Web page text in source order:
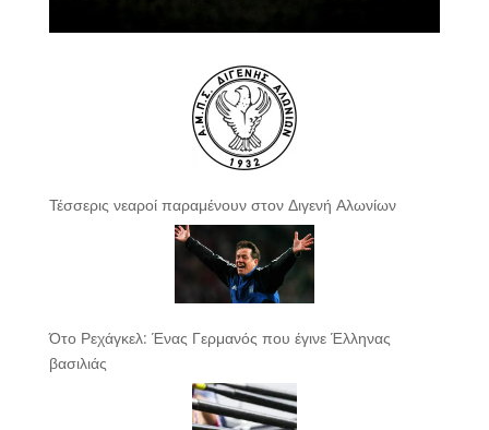
Τέσσερις νεαροί παραμένουν στον Διγενή Αλωνίων
Ότο Ρεχάγκελ: Ένας Γερμανός που έγινε Έλληνας
βασιλιάς